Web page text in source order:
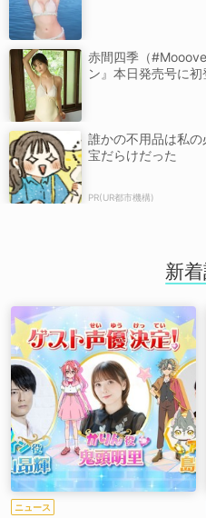
赤間四季（
ン』本日発売号に初
誰かの不用品は私
宝だらけだった
PR(UR都市機構)
新
ニュース